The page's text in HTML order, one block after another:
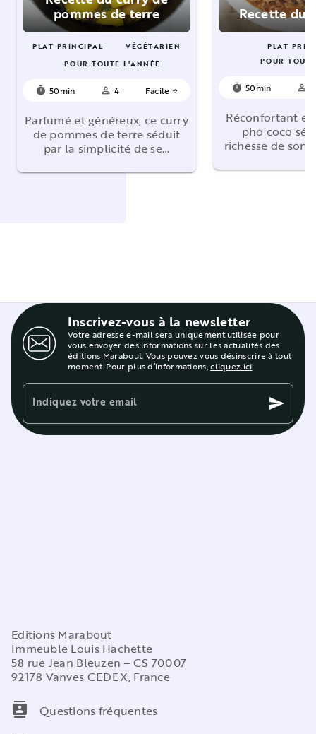
pommes de terre
PLAT PRINCIPAL
VÉGÉTARIEN
POUR TOUTE L'ANNÉE
timer 50min person_outline 4 Facile ⭐
Parfumé et généreux, ce curry
de pommes de terre séduit
par la simplicité de se…
Recette du
PLAT
POUR
timer 50min person_outline
Réconfortant et
pho coco
richesse de son
Inscrivez-vous à la newsletter
Votre adresse e-mail sera uniquement utilisée pour
vous envoyer des informations sur les actualités des
éditions Marabout. Vous pouvez vous désinscrire à tout
moment. Pour plus d’informations,cliquez ici.
Indiquez votre email send
Editions Marabout
Immeuble Louis Hachette
58 rue Jean Bleuzen – CS 70007
92178 Vanves CEDEX, France
contacts
Questions fréquentes